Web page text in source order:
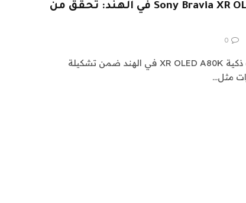
تم إطلاق سلسلة Sony Bravia XR OLED A80K في الهند: تحقق من
0
أطلقت سوني للتو سلسلة تلفزيونات ذكية XR OLED A80K في الهند ضمن تشكيلة